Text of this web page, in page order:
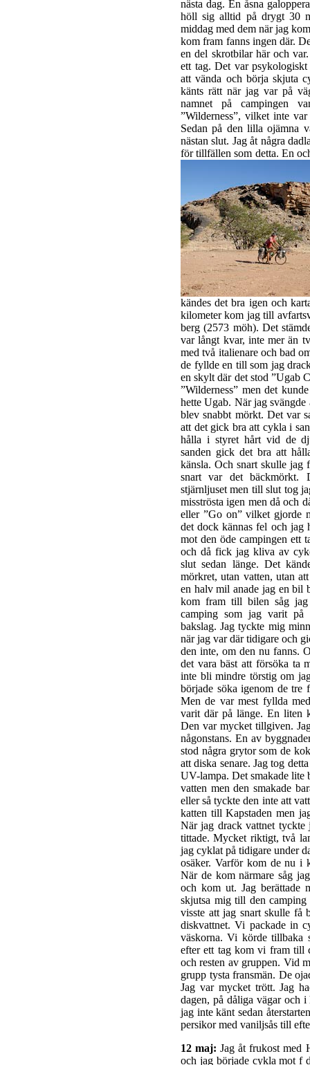
nästa dag. En åsna
höll sig alltid på drygt 30
middag med dem när jag
kom fram fanns ingen där.
en del skrotbilar här och
ett tag. Det var
att vända och börja skjuta
känts rätt när jag var på
namnet på campingen
”Wilderness”, vilket inte
Sedan på den lilla ojämna
nästan slut. Jag åt några
för tillfällen som detta. En
kändes det bra igen och
kilometer kom jag till
berg (2573 möh). Det
var långt kvar, inte mer än
med två italienare och bad
de fyllde en till som jag
en skylt där det stod ”Ugab
”Wilderness” men det
hette Ugab. När jag
blev snabbt mörkt. Det var
att det gick bra att cykla i
hålla i styret hårt vid de
sanden gick det bra att
känsla. Och snart skulle jag
snart var det bäckmörkt.
stjärnljuset men till slut tog
misströsta igen men då och
eller ”Go on” vilket gjorde
det dock kännas fel och jag
mot den öde campingen ett
och då fick jag kliva av
slut sedan länge. Det
mörkret, utan vatten, utan
en halv mil anade jag en bil
kom fram till bilen såg
camping som jag varit på
bakslag. Jag tyckte mig
när jag var där tidigare och
den inte, om den nu fanns.
det vara bäst att försöka ta
inte bli mindre törstig om
började söka igenom de tre
Men de var mest fyllda
varit där på länge. En liten
Den var mycket tillgiven.
någonstans. En av
stod några grytor som de
att diska senare. Jag tog
UV-lampa. Det smakade lite
vatten men den smakade
eller så tyckte den inte att
katten till Kapstaden men
När jag drack vattnet
tittade. Mycket riktigt, två
jag cyklat på tidigare under
osäker. Varför kom de nu i
När de kom närmare såg
och kom ut. Jag berättade
skjutsa mig till den
visste att jag snart skulle få
diskvattnet. Vi packade in
väskorna. Vi körde tillbaka
efter ett tag kom vi fram till
och resten av gruppen. Vid
grupp tysta fransmän. De
Jag var mycket trött. Jag
dagen, på dåliga vägar och
jag inte känt sedan
persikor med vaniljsås till
12 maj: Jag åt frukost med
och jag började cykla mot f